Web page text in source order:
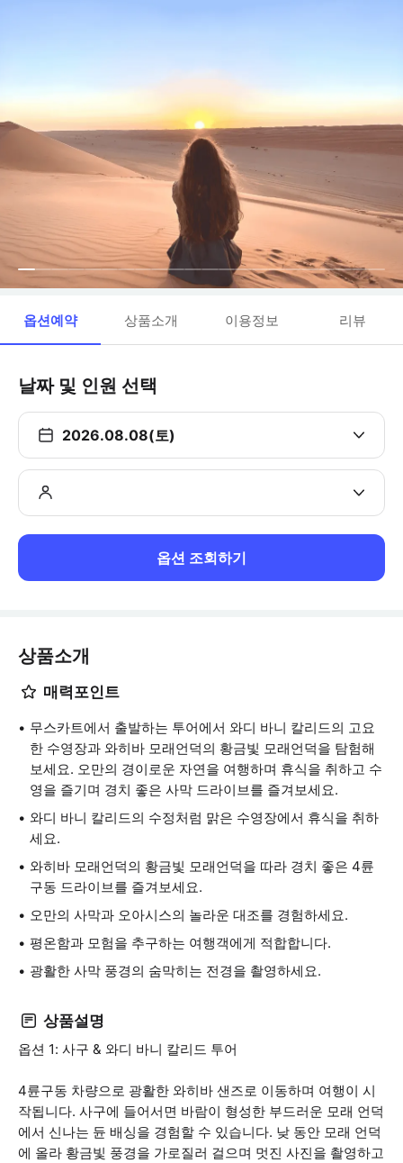
옵션예약 상품소개 이용정보 리뷰
날짜 및 인원 선택
2026.08.08(토)
옵션 조회하기
상품소개
매력포인트
무스카트에서 출발하는 투어에서 와디 바니 칼리드의 고요
한 수영장과 와히바 모래언덕의 황금빛 모래언덕을 탐험해
보세요. 오만의 경이로운 자연을 여행하며 휴식을 취하고 수
영을 즐기며 경치 좋은 사막 드라이브를 즐겨보세요.
와디 바니 칼리드의 수정처럼 맑은 수영장에서 휴식을 취하
세요.
와히바 모래언덕의 황금빛 모래언덕을 따라 경치 좋은 4륜
구동 드라이브를 즐겨보세요.
오만의 사막과 오아시스의 놀라운 대조를 경험하세요.
평온함과 모험을 추구하는 여행객에게 적합합니다.
광활한 사막 풍경의 숨막히는 전경을 촬영하세요.
상품설명
옵션 1: 사구 & 와디 바니 칼리드 투어
4륜구동 차량으로 광활한 와히바 샌즈로 이동하며 여행이 시
작됩니다. 사구에 들어서면 바람이 형성한 부드러운 모래 언덕
에서 신나는 듄 배싱을 경험할 수 있습니다. 낮 동안 모래 언덕
에 올라 황금빛 풍경을 가로질러 걸으며 멋진 사진을 촬영하고